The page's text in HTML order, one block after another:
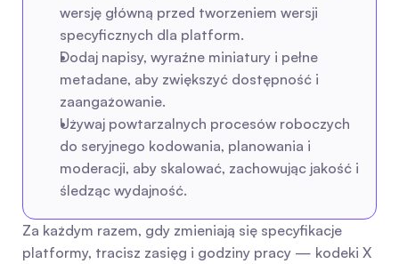
wersję główną przed tworzeniem wersji
specyficznych dla platform.
Dodaj napisy, wyraźne miniatury i pełne
metadane, aby zwiększyć dostępność i
zaangażowanie.
Używaj powtarzalnych procesów roboczych
do seryjnego kodowania, planowania i
moderacji, aby skalować, zachowując jakość i
śledząc wydajność.
Za każdym razem, gdy zmieniają się specyfikacje
platformy, tracisz zasięg i godziny pracy — kodeki X